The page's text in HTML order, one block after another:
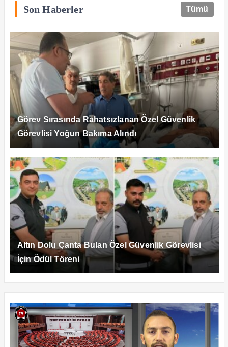
Son Haberler Tümü
Görev Sırasında Rahatsızlanan Özel Güvenlik
Görevlisi Yoğun Bakıma Alındı
Altın Dolu Çanta Bulan Özel Güvenlik Görevlisi
İçin Ödül Töreni